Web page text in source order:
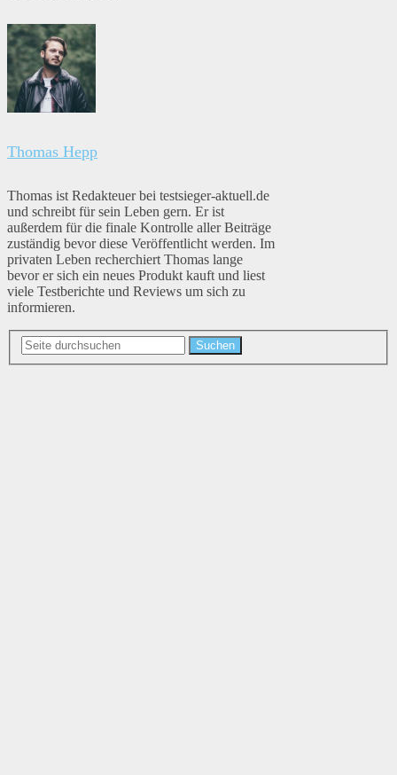
Thomas Hepp
Thomas ist Redakteuer bei testsieger-aktuell.de
und schreibt für sein Leben gern. Er ist
außerdem für die finale Kontrolle aller Beiträge
zuständig bevor diese Veröffentlicht werden. Im
privaten Leben recherchiert Thomas lange
bevor er sich ein neues Produkt kauft und liest
viele Testberichte und Reviews um sich zu
informieren.
Suchen